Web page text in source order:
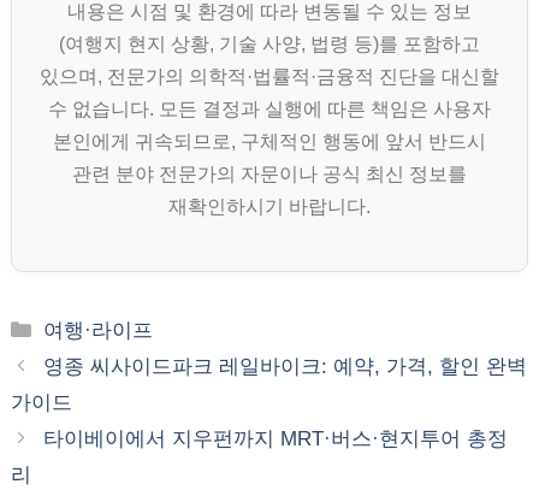
내용은 시점 및 환경에 따라 변동될 수 있는 정보
(여행지 현지 상황, 기술 사양, 법령 등)를 포함하고
있으며, 전문가의 의학적·법률적·금융적 진단을 대신할
수 없습니다. 모든 결정과 실행에 따른 책임은 사용자
본인에게 귀속되므로, 구체적인 행동에 앞서 반드시
관련 분야 전문가의 자문이나 공식 최신 정보를
재확인하시기 바랍니다.
카
테
리
여행·라이프
영종 씨사이드파크 레일바이크: 예약, 가격, 할인 완벽
가이드
타이베이에서 지우펀까지 MRT·버스·현지투어 총정
리